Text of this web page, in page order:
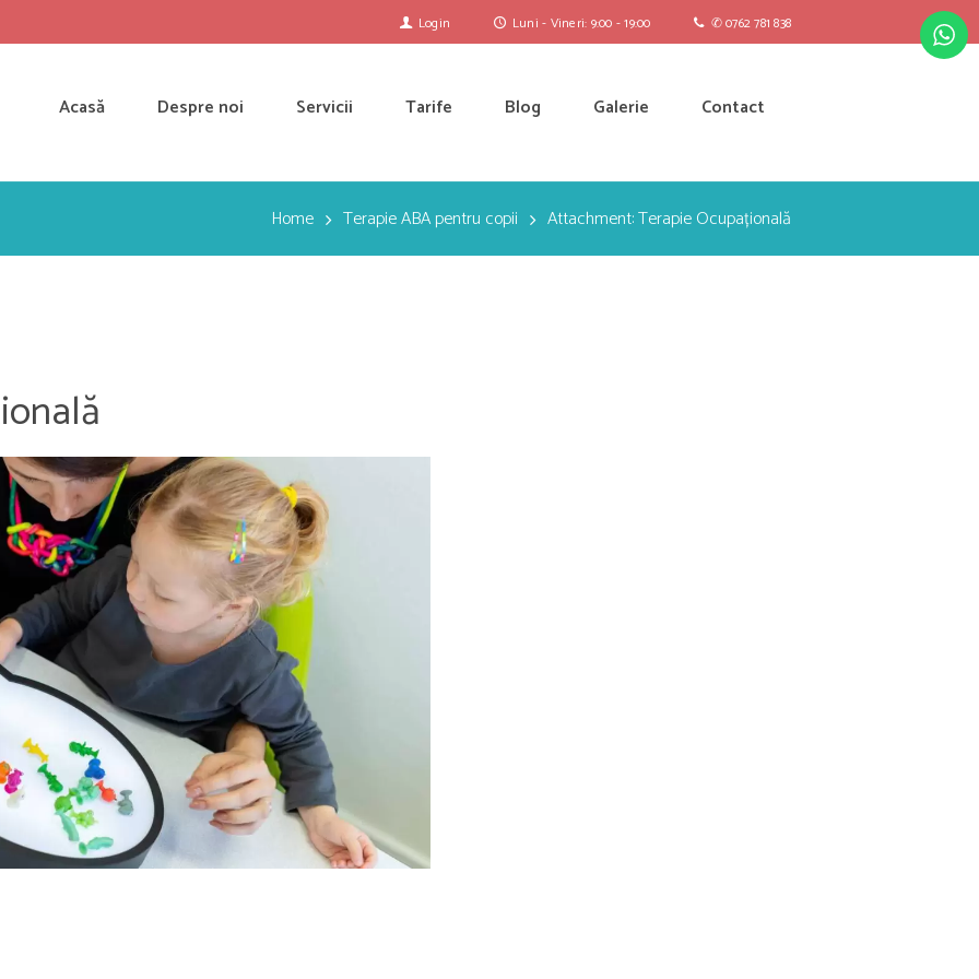
✆ 0762 781 838
Luni - Vineri: 9:00 - 19:00
Login
Acasă Despre noi Servicii Tarife Blog Galerie Contact
Home Terapie ABA pentru copii Attachment: Terapie Ocupațională